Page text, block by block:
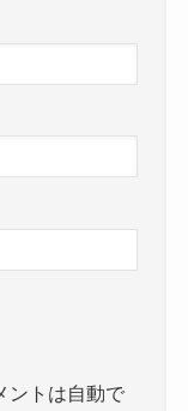
ントは自動で